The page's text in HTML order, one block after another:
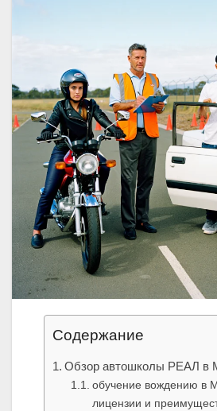
Содержание
Обзор автошколы РЕАЛ в
обучение вождению в
лицензии и